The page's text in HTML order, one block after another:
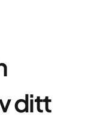
ditt